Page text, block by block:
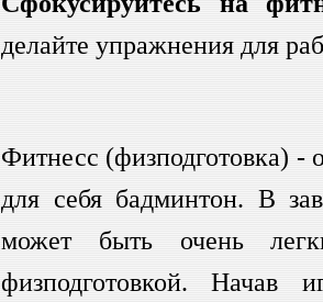
делайте упражнения для
Фитнесс (физподготовка) -
для себя бадминтон. В
может быть очень
физподготовкой. Начав